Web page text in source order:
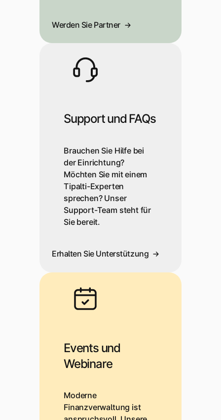
Events und
Webinare
Moderne
Finanzverwaltung ist
Support und FAQs
Brauchen Sie Hilfe bei
der Einrichtung?
Möchten Sie mit einem
Tipalti-Experten
sprechen? Unser
Support-Team steht für
Sie bereit.
Erhalten Sie Unterstützung
Werden Sie Partner